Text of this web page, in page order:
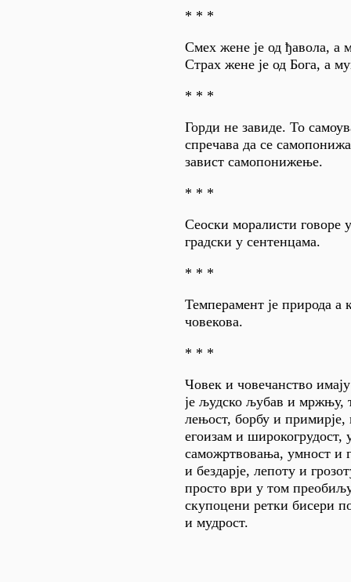
* * *
Смех жене је од ђавола, а
Страх жене је од Бога, а
* * *
Горди не завиде. То
спречава да се
завист самопонижење.
* * *
Сеоски моралисти говоре
градски у сентенцама.
* * *
Темперамент је природа а
човекова.
* * *
Човек и човечанство
је људско љубав и мржњу,
лењост, борбу и примирје,
егоизам и широкогрудост,
саможртвовања, умност и
и бездарје, лепоту и
просто ври у том
скупоцени ретки бисери
и мудрост.